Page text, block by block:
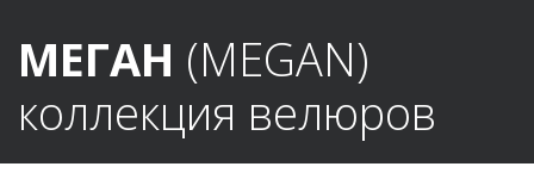
МЕГАН (MEGAN)
коллекция велюров